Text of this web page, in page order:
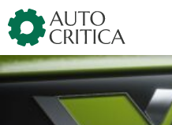
Skip
to
content